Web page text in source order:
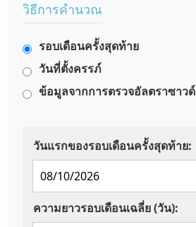
วิธีการคำนวณ
รอบเดือนครั้งสุดท้าย
วันที่ตั้งครรภ์
ข้อมูลจากการตรวจอัลตราซาวด์
วันแรกของรอบเดือนครั้งสุดท้าย:
ความยาวรอบเดือนเฉลี่ย (วัน):